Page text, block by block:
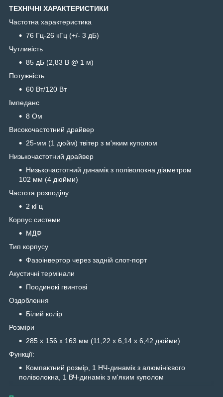
ТЕХНІЧНІ ХАРАКТЕРИСТИКИ
Частотна характеристика
76 Гц-26 кГц (+/- 3 дБ)
Чутливість
85 дБ (2,83 В @ 1 м)
Потужність
60 Вт/120 Вт
Імпеданс
8 Ом
Високочастотний драйвер
25-мм (1 дюйм) твітер з м'яким куполом
Низькочастотний драйвер
Низькочастотний динамік з поліволокна діаметром
102 мм (4 дюйми)
Частота розподілу
2 кГц
Корпус системи
МДФ
Тип корпусу
Фазоінвертор через задній слот-порт
Акустичні термінали
Поодинокі гвинтові
Оздоблення
Білий колір
Розміри
285 x 156 x 163 мм (11,22 x 6,14 x 6,42 дюйми)
Функції:
Компактний розмір, 1 НЧ-динамік з алюмінієвого
поліволокна, 1 ВЧ-динамік з м'яким куполом